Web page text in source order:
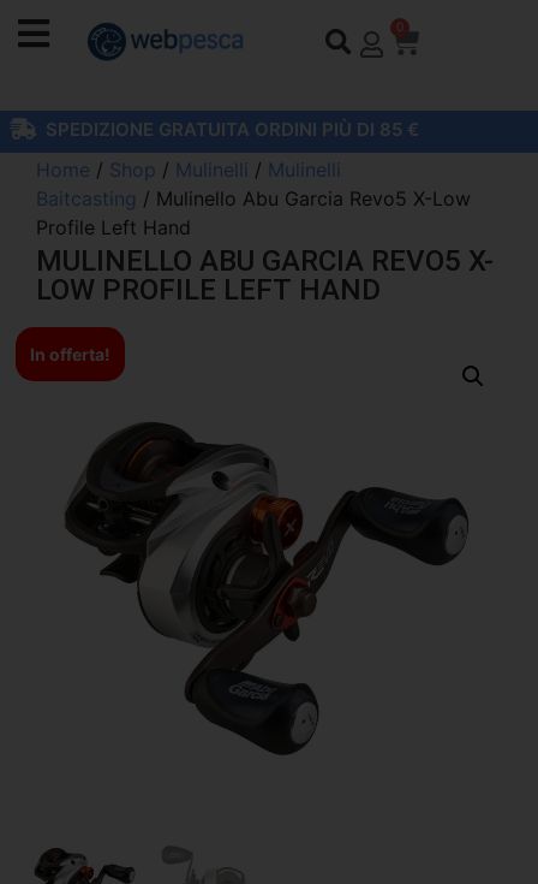
0
SPEDIZIONE GRATUITA ORDINI PIÙ DI 85 €
Home / Shop / Mulinelli / Mulinelli
Baitcasting / Mulinello Abu Garcia Revo5 X-Low
Profile Left Hand
MULINELLO ABU GARCIA REVO5 X-
LOW PROFILE LEFT HAND
In offerta!